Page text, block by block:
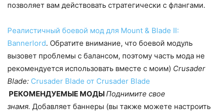
позволяет вам действовать стратегически с флангами.
Реалистичный боевой мод для Mount & Blade II:
Bannerlord. Обратите внимание, что боевой модуль
вызовет проблемы с балансом, поэтому часть мода не
рекомендуется использовать вместе с моим) Crusader
Blade: Crusader Blade от Crusader Blade
РЕКОМЕНДУЕМЫЕ МОДЫПоднимите свое
знамя. Добавляет баннеры (вы также можете настроить